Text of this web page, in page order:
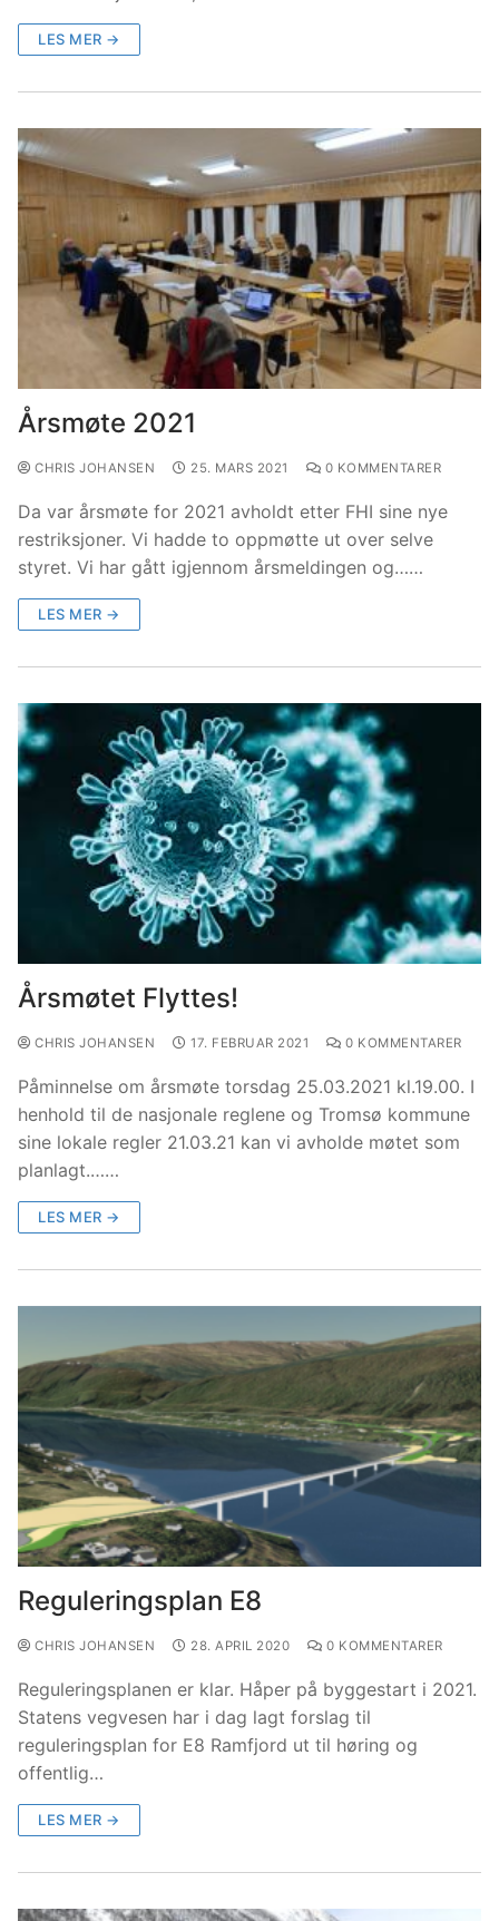
LES MER →
Årsmøte 2021
CHRIS JOHANSEN 25. MARS 2021 0 KOMMENTARER
Da var årsmøte for 2021 avholdt etter FHI sine nye
restriksjoner. Vi hadde to oppmøtte ut over selve
styret. Vi har gått igjennom årsmeldingen og……
LES MER →
Årsmøtet Flyttes!
CHRIS JOHANSEN 17. FEBRUAR 2021 0 KOMMENTARER
Påminnelse om årsmøte torsdag 25.03.2021 kl.19.00. I
henhold til de nasjonale reglene og Tromsø kommune
sine lokale regler 21.03.21 kan vi avholde møtet som
planlagt.……
LES MER →
Reguleringsplan E8
CHRIS JOHANSEN 28. APRIL 2020 0 KOMMENTARER
Reguleringsplanen er klar. Håper på byggestart i 2021.
Statens vegvesen har i dag lagt forslag til
reguleringsplan for E8 Ramfjord ut til høring og
offentlig…
LES MER →